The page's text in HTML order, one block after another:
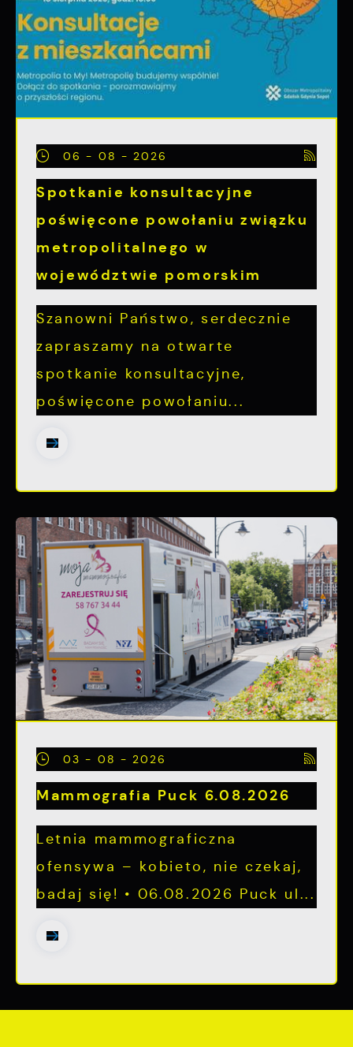
06 - 08 - 2026
Spotkanie konsultacyjne
poświęcone powołaniu związku
metropolitalnego w
województwie pomorskim
Szanowni Państwo, serdecznie
zapraszamy na otwarte
spotkanie konsultacyjne,
poświęcone powołaniu...
03 - 08 - 2026
Mammografia Puck 6.08.2026
Letnia mammograficzna
ofensywa – kobieto, nie czekaj,
badaj się! • 06.08.2026 Puck ul...